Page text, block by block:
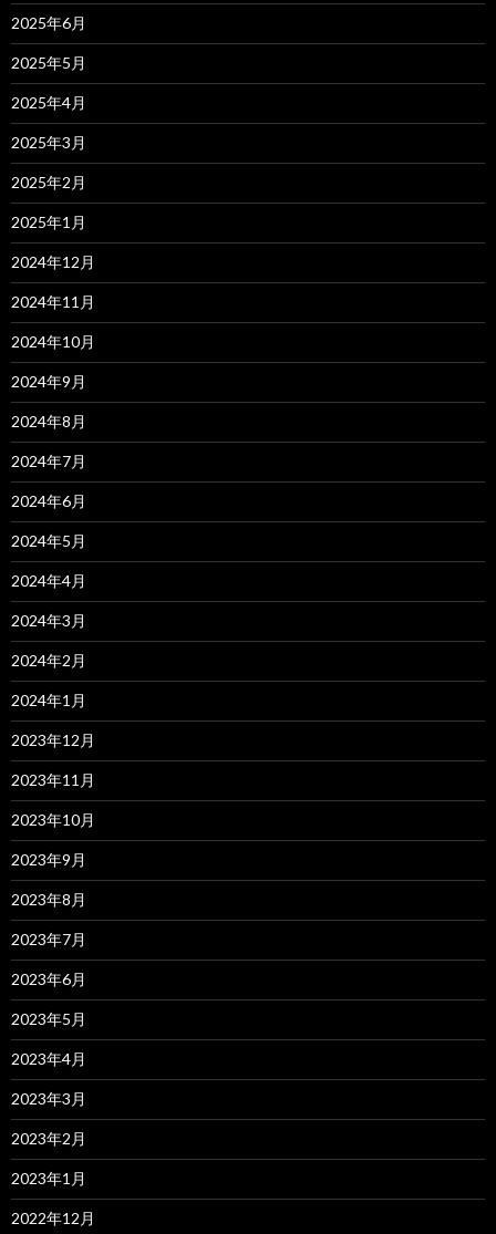
2025年6月
2025年5月
2025年4月
2025年3月
2025年2月
2025年1月
2024年12月
2024年11月
2024年10月
2024年9月
2024年8月
2024年7月
2024年6月
2024年5月
2024年4月
2024年3月
2024年2月
2024年1月
2023年12月
2023年11月
2023年10月
2023年9月
2023年8月
2023年7月
2023年6月
2023年5月
2023年4月
2023年3月
2023年2月
2023年1月
2022年12月